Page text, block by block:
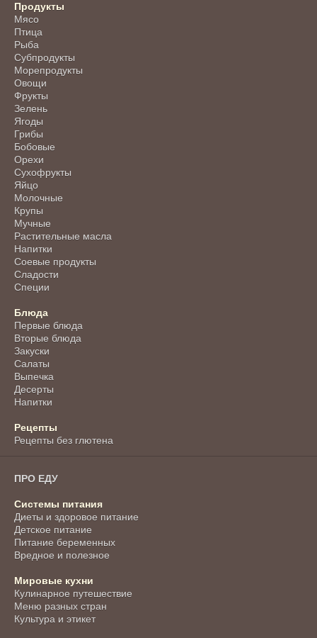
Продукты
Мясо
Птица
Рыба
Субпродукты
Морепродукты
Овощи
Фрукты
Зелень
Ягоды
Грибы
Бобовые
Орехи
Сухофрукты
Яйцо
Молочные
Крупы
Мучные
Растительные масла
Напитки
Соевые продукты
Сладости
Специи
Блюда
Первые блюда
Вторые блюда
Закуски
Салаты
Выпечка
Десерты
Напитки
Рецепты
Рецепты без глютена
ПРО ЕДУ
Системы питания
Диеты и здоровое питание
Детское питание
Питание беременных
Вредное и полезное
Мировые кухни
Кулинарное путешествие
Меню разных стран
Культура и этикет